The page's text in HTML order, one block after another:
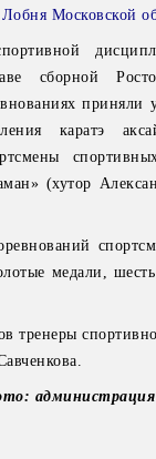
Московской
сборной
приняли
каратэ
(хутор
медали,
тренеры
администрация